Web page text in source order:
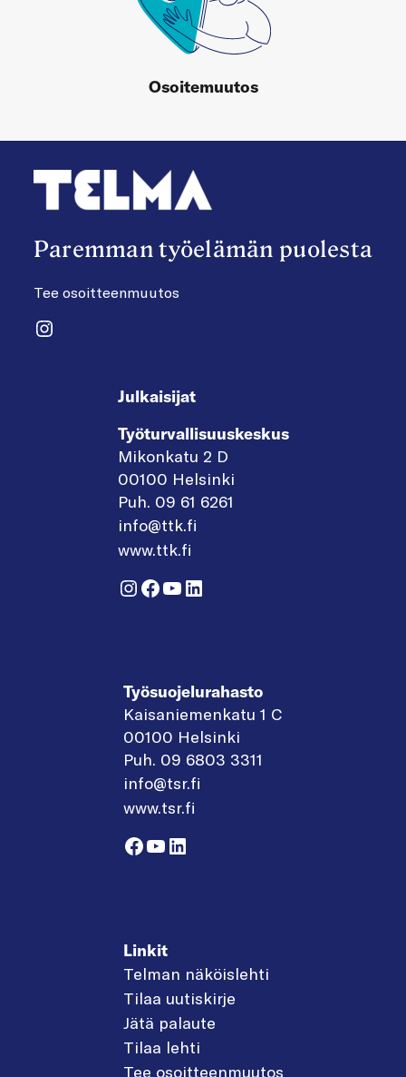
Osoitemuutos
Paremman työelämän puolesta
Tee osoitteenmuutos
Instagram
Julkaisijat
Työturvallisuuskeskus
Mikonkatu 2 D
00100 Helsinki
Puh. 09 61 6261
info@ttk.fi
www.ttk.fi
Instagram
Facebook
YouTube
LinkedIn
Työsuojelurahasto
Kaisaniemenkatu 1 C
00100 Helsinki
Puh. 09 6803 3311
info@tsr.fi
www.tsr.fi
Facebook
YouTube
LinkedIn
Linkit
Telman näköislehti
Tilaa uutiskirje
Jätä palaute
Tilaa lehti
Tee osoitteenmuutos